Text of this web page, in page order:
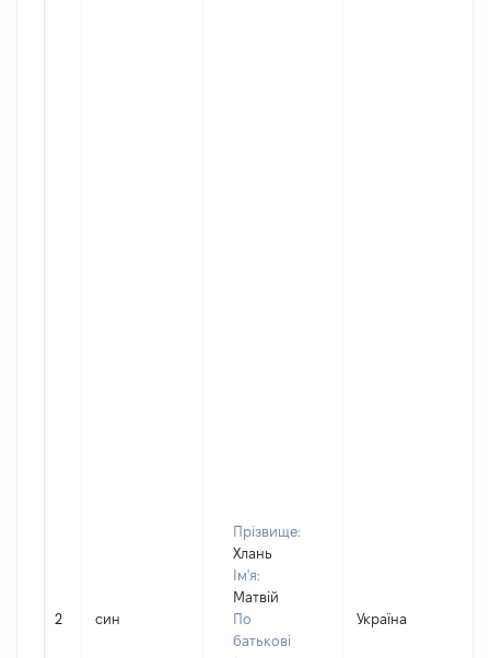
2 син
Прізвище:
Хлань
Ім'я:
Матвій
По
батькові
Україна